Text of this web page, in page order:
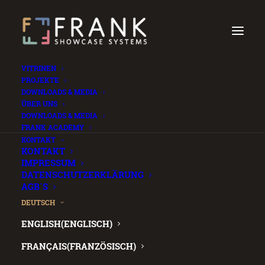
VITRINEN
PROJEKTE
DOWNLOADS & MEDIA
ÜBER UNS
DOWNLOADS & MEDIA
FRANK ACADEMY
.KONTAKT
KONTAKT
IMPRESSUM
DATENSCHUTZERKLÄRUNG
AGB´S
DEUTSCH
ENGLISH(ENGLISCH)
FRANÇAIS(FRANZÖSISCH)
IT’S
WHAT’S
INSIDE
THAT
COUNTS